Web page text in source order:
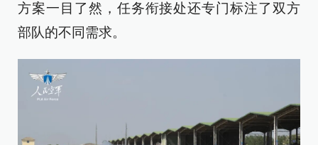
方案一目了然，任务衔接处还专门标注了双方
部队的不同需求。